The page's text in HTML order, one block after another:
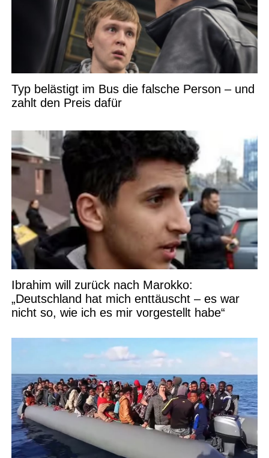
Typ belästigt im Bus die falsche Person – und
zahlt den Preis dafür
Ibrahim will zurück nach Marokko:
„Deutschland hat mich enttäuscht – es war
nicht so, wie ich es mir vorgestellt habe“